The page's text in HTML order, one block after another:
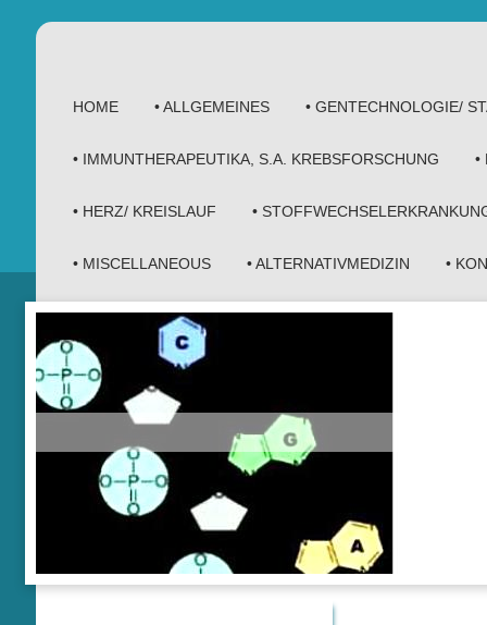
HOME • ALLGEMEINES • GENTECHNOLOGIE/
• IMMUNTHERAPEUTIKA, S.A. KREBSFORSCHUNG •
• HERZ/ KREISLAUF •
• MISCELLANEOUS • ALTERNATIVMEDIZIN •